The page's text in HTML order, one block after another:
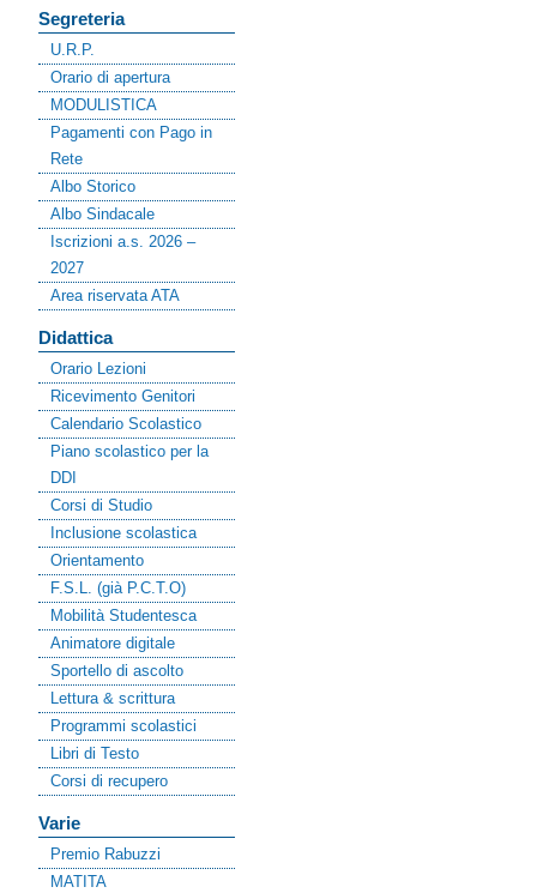
Segreteria
U.R.P.
Orario di apertura
MODULISTICA
Pagamenti con Pago in
Rete
Albo Storico
Albo Sindacale
Iscrizioni a.s. 2026 –
2027
Area riservata ATA
Didattica
Orario Lezioni
Ricevimento Genitori
Calendario Scolastico
Piano scolastico per la
DDI
Corsi di Studio
Inclusione scolastica
Orientamento
F.S.L. (già P.C.T.O)
Mobilità Studentesca
Animatore digitale
Sportello di ascolto
Lettura & scrittura
Programmi scolastici
Libri di Testo
Corsi di recupero
Varie
Premio Rabuzzi
MATITA